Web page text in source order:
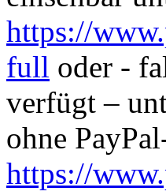
https://
full oder -
verfügt –
ohne
https://